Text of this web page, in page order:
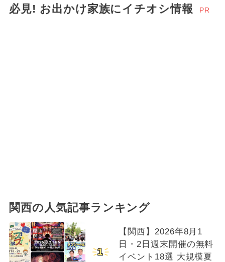
必見! お出かけ家族にイチオシ情報 PR
関西の人気記事ランキング
1
【関西】2026年8月1
日・2日週末開催の無料
イベント18選 大規模夏